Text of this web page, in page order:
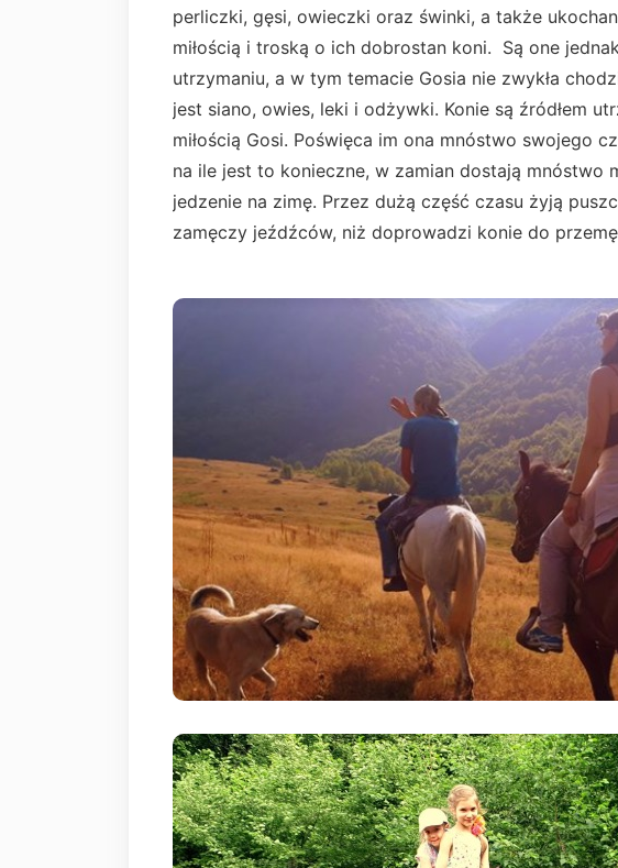
perliczki, gęsi, owieczki oraz świnki, a także
miłością i troską o ich dobrostan koni. Są one
utrzymaniu, a w tym temacie Gosia nie zwykła
jest siano, owies, leki i odżywki. Konie są źródłem
miłością Gosi. Poświęca im ona mnóstwo swojego
na ile jest to konieczne, w zamian dostają mnóstwo
jedzenie na zimę. Przez dużą część czasu żyją
zamęczy jeźdźców, niż doprowadzi konie do